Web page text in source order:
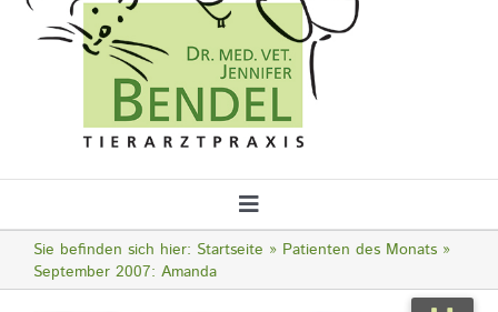
Datenschutz
Toggle
Navigation
Startseite
Sie befinden sich hier: Startseite
Patienten des Monats
September 2007: Amanda